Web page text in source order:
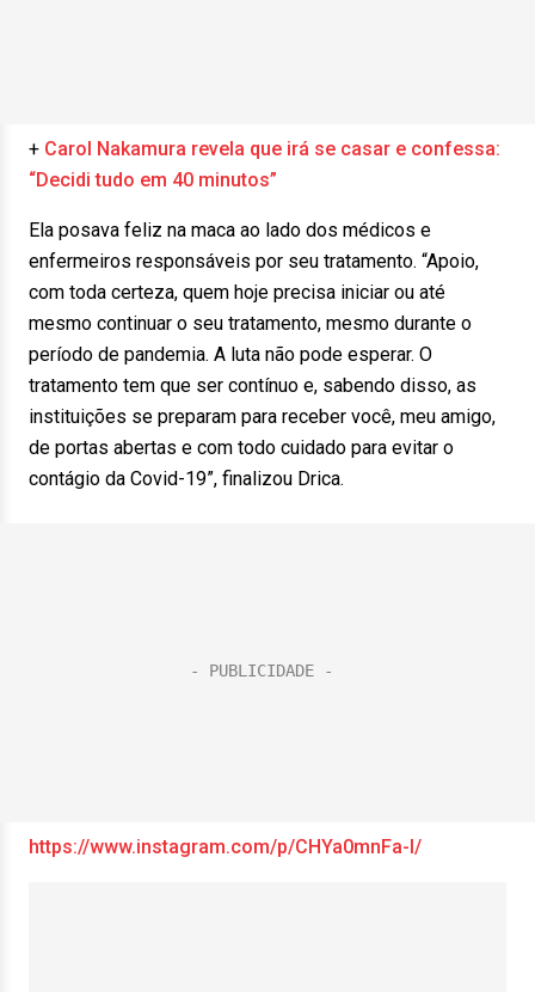
+ Carol Nakamura revela que irá se casar e confessa:
“Decidi tudo em 40 minutos”
Ela posava feliz na maca ao lado dos médicos e
enfermeiros responsáveis por seu tratamento. “Apoio,
com toda certeza, quem hoje precisa iniciar ou até
mesmo continuar o seu tratamento, mesmo durante o
período de pandemia. A luta não pode esperar. O
tratamento tem que ser contínuo e, sabendo disso, as
instituições se preparam para receber você, meu amigo,
de portas abertas e com todo cuidado para evitar o
contágio da Covid-19”, finalizou Drica.
https://www.instagram.com/p/CHYa0mnFa-I/